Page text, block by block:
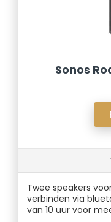
Sonos
Twee speakers
verbinden via
van 10 uur voor